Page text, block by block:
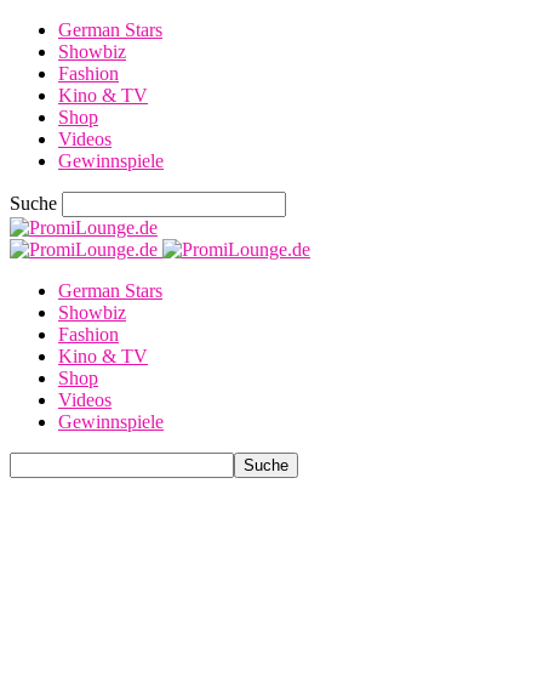
German Stars
Showbiz
Fashion
Kino & TV
Shop
Videos
Gewinnspiele
Suche
German Stars
Showbiz
Fashion
Kino & TV
Shop
Videos
Gewinnspiele